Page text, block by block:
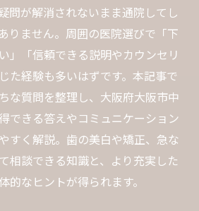
問が解消されないまま通院してし
りません。周囲の医院選びで「下
」「信頼できる説明やカウンセリ
た経験も多いはずです。本記事で
な質問を整理し、大阪府大阪市中
できる答えやコミュニケーション
すく解説。歯の美白や矯正、急な
相談できる知識と、より充実した
的なヒントが得られます。